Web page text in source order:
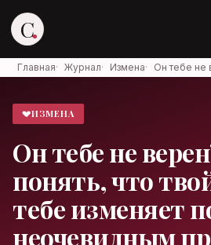
C
Войти в аккаунт
Медиа об отношениях, карьере и
жизни
Главная· Журнал· Измена· Он тебе не
💔ИЗМЕНА
Он тебе не
понять, что
тебе изменяет
неочевидным